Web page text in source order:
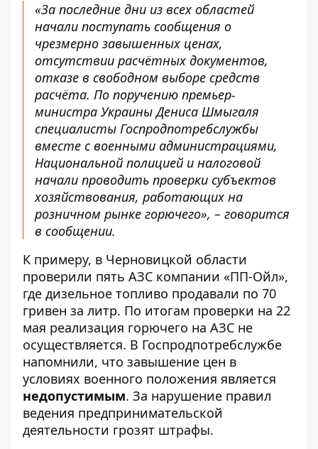
«За последние дни из всех областей
начали поступать сообщения о
чрезмерно завышенных ценах,
отсутствии расчётных документов,
отказе в свободном выборе средств
расчёта. По поручению премьер-
министра Украины Дениса Шмыгаля
специалисты Госпродпотребслужбы
вместе с военными администрациями,
Национальной полицией и налоговой
начали проводить проверки субъектов
хозяйствования, работающих на
розничном рынке горючего», – говорится
в сообщении.
К примеру, в Черновицкой области
проверили пять АЗС компании «ПП-Ойл»,
где дизельное топливо продавали по 70
гривен за литр. По итогам проверки на 22
мая реализация горючего на АЗС не
осуществляется. В Госпродпотребслужбе
напомнили, что завышение цен в
условиях военного положения является
недопустимым. За нарушение правил
ведения предпринимательской
деятельности грозят штрафы.